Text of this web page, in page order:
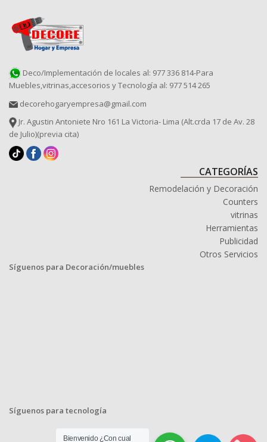
Deco/Implementación de locales al: 977 336 814-Para
Muebles,vitrinas,accesorios y Tecnología al: 977 514 265
decorehogaryempresa@gmail.com
Jr. Agustin Antoniete Nro 161 La Victoria- Lima (Alt.crda 17 de Av. 28
de Julio)(previa cita)
CATEGORÍAS
Remodelación y Decoración
Counters
vitrinas
Herramientas
Publicidad
Otros Servicios
Síguenos para Decoración/muebles
Síguenos para tecnología
Bienvenido ¿Con cual